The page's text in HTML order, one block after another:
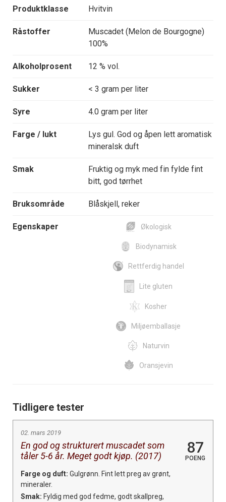
Produktklasse Hvitvin
Råstoffer
Muscadet (Melon de Bourgogne)
100%
Alkoholprosent 12 % vol.
Sukker < 3 gram per liter
Syre 4.0 gram per liter
Farge / lukt
Lys gul. God og åpen lett aromatisk
mineralsk duft
Smak
Fruktig og myk med fin fylde fint
bitt, god tørrhet
Bruksområde Blåskjell, reker
Egenskaper Økologisk
Biodynamisk
Rettferdig handel
Lite gluten
Kosher
Miljøemballasje
Naturvin
Oransjevin
Tidligere tester
02. mars 2019
En god og strukturert muscadet som
tåler 5-6 år. Meget godt kjøp. (2017)
87
POENG
Farge og duft: Gulgrønn. Fint lett preg av grønt,
mineraler.
Smak: Fyldig med god fedme, godt skallpreg,